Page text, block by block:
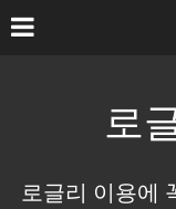
로
로글리 이용에